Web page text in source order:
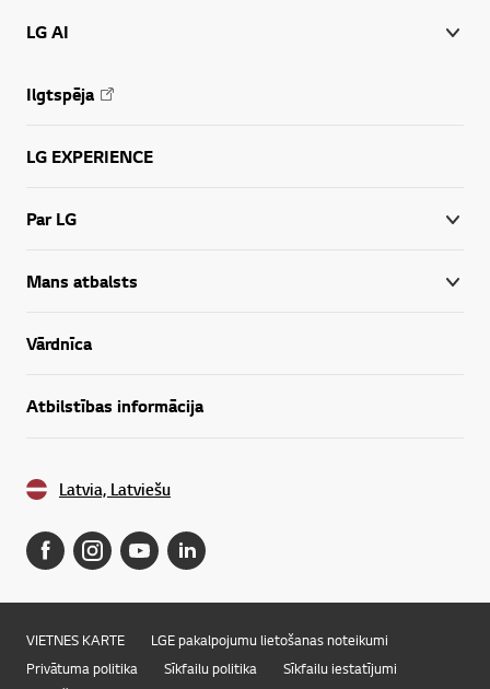
LG AI
Ilgtspēja
LG EXPERIENCE
Par LG
Mans atbalsts
Vārdnīca
Atbilstības informācija
Latvia, Latviešu
VIETNES KARTE
LGE pakalpojumu lietošanas noteikumi
Privātuma politika
Sīkfailu politika
Sīkfailu iestatījumi